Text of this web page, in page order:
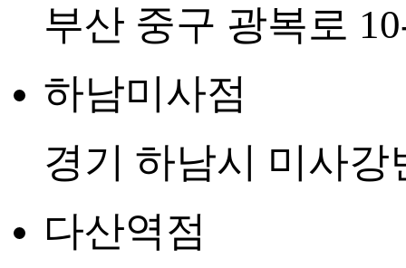
부산 중구 광복로
하남미사점
경기 하남시 미사강
다산역점